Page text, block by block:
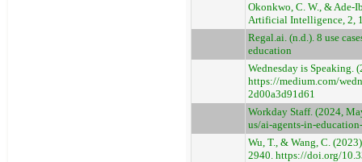
Okonkwo, C. W., & Ade-
Artificial Intelligence, 2,
Regal.ai. (n.d.). 8 use
education
Wednesday is Speaking.
https://medium.com/
2d00a3d91d61
Workday Staff. (2024,
us/ai-agents-in-
Wu, T., & Wang, C.
2940. https://doi.org/